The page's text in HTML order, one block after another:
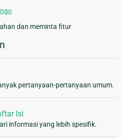
dan meminta fitur
pertanyaan-pertanyaan umum.
Isi
informasi yang lebih spesifik.